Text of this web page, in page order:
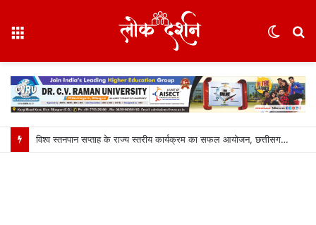
विश्व स्तनपान सप्ताह के राज्य स्तरीय कार्यक्रम का सफल आयोजन, छत्तीसगढ़ के प्रथम “मातृ दूध कोष (Mother Milk Bank)” की घोषणा……